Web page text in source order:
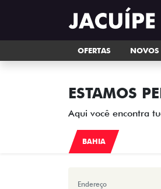
OFERTAS NOVOS
ESTAMOS
Aqui você encontra
BAHIA
Endereço